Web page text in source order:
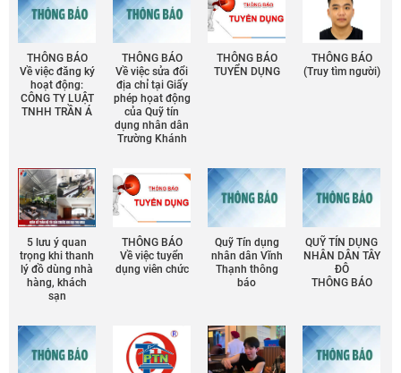
THÔNG BÁO
Về việc đăng ký
hoạt động:
CÔNG TY LUẬT
TNHH TRẦN Á
THÔNG BÁO
Về việc sửa đổi
địa chỉ tại Giấy
phép họat động
của Quỹ tín
dụng nhân dân
Trường Khánh
THÔNG BÁO
TUYỂN DỤNG
THÔNG BÁO
(Truy tìm người)
5 lưu ý quan
trọng khi thanh
lý đồ dùng nhà
hàng, khách
sạn
THÔNG BÁO
Về việc tuyển
dụng viên chức
Quỹ Tín dụng
nhân dân Vĩnh
Thạnh thông
báo
QUỸ TÍN DỤNG
NHÂN DÂN TÂY
ĐÔ
THÔNG BÁO